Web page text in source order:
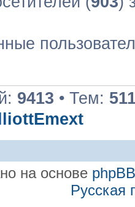
9413 • Тем:
на основе phpBB
Русская